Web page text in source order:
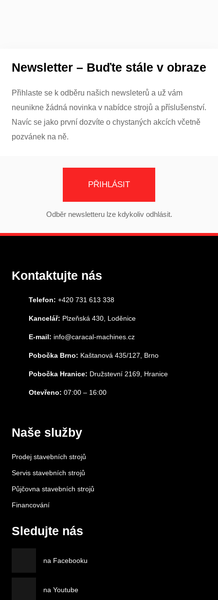
Newsletter – Buďte stále v obraze
Přihlaste se k odběru našich newsleterů a už vám
neunikne žádná novinka v nabídce strojů a příslušenství.
Navíc se jako první dozvíte o chystaných akcích včetně
pozvánek na ně.
PŘIHLÁSIT
Odběr newsletteru lze kdykoliv odhlásit.
Kontaktujte nás
Telefon: +420 731 613 338
Kancelář: Plzeňská 430, Loděnice
E-mail: info@caracal-machines.cz
Pobočka Brno: Kaštanová 435/127, Brno
Pobočka Hranice: Družstevní 2169, Hranice
Otevřeno: 07:00 – 16:00
Naše služby
Prodej stavebních strojů
Servis stavebních strojů
Půjčovna stavebních strojů
Financování
Sledujte nás
na Facebooku
na Youtube